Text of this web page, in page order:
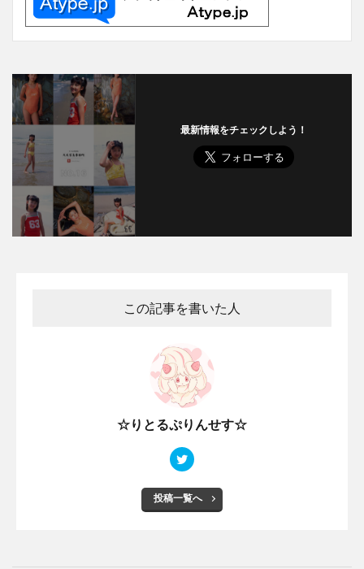
最新情報をチェックしよう！
この記事を書いた人
☆りとるぷりんせす☆
投稿一覧へ